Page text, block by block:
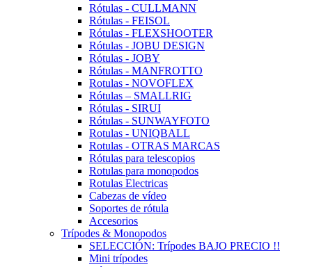
Rótulas - CULLMANN
Rótulas - FEISOL
Rótulas - FLEXSHOOTER
Rótulas - JOBU DESIGN
Rótulas - JOBY
Rótulas - MANFROTTO
Rotulas - NOVOFLEX
Rótulas – SMALLRIG
Rótulas - SIRUI
Rótulas - SUNWAYFOTO
Rotulas - UNIQBALL
Rotulas - OTRAS MARCAS
Rótulas para telescopios
Rotulas para monopodos
Rotulas Electricas
Cabezas de vídeo
Soportes de rótula
Accesorios
Trípodes & Monopodos
SELECCIÓN: Trípodes BAJO PRECIO !!
Mini trípodes